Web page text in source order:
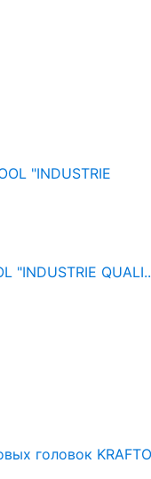
"INDUSTRIE